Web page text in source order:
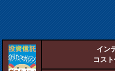
イン
コス